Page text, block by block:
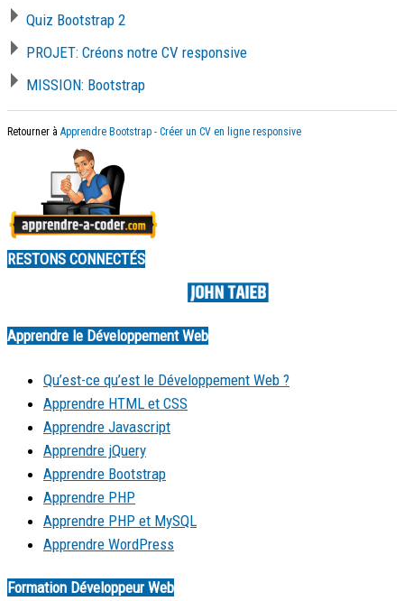
Quiz Bootstrap 2
PROJET: Créons notre CV responsive
MISSION: Bootstrap
Retourner à Apprendre Bootstrap - Créer un CV en ligne responsive
RESTONS CONNECTÉS
Apprendre le Développement Web
Qu’est-ce qu’est le Développement Web ?
Apprendre HTML et CSS
Apprendre Javascript
Apprendre jQuery
Apprendre Bootstrap
Apprendre PHP
Apprendre PHP et MySQL
Apprendre WordPress
Formation Développeur Web